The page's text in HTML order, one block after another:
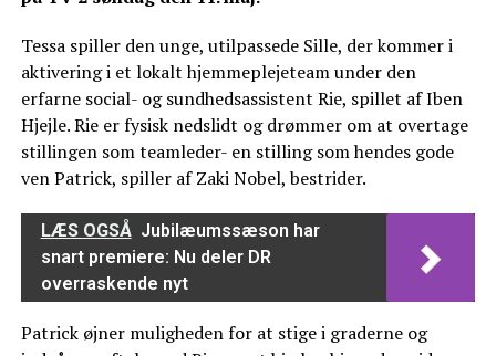
Tessa spiller den unge, utilpassede Sille, der kommer i
aktivering i et lokalt hjemmeplejeteam under den
erfarne social- og sundhedsassistent Rie, spillet af Iben
Hjejle. Rie er fysisk nedslidt og drømmer om at overtage
stillingen som teamleder- en stilling som hendes gode
ven Patrick, spiller af Zaki Nobel, bestrider.
LÆS OGSÅ Jubilæumssæson har
snart premiere: Nu deler DR
overraskende nyt
Patrick øjner muligheden for at stige i graderne og